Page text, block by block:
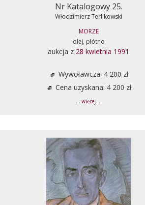
Nr Katalogowy 25.
Włodzimierz Terlikowski
MORZE
olej, płótno
aukcja z 28 kwietnia 1991
Wywoławcza: 4 200 zł
Cena uzyskana: 4 200 zł
... więcej ...